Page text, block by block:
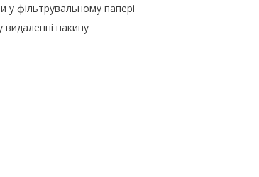
фільтрувальному папері
накипу